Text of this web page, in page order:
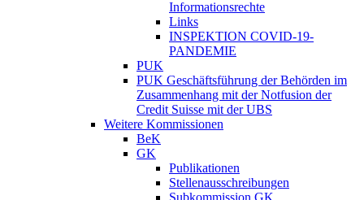
Informationsrechte
Links
INSPEKTION COVID-19-
PANDEMIE
PUK
PUK Geschäftsführung der Behörden im
Zusammenhang mit der Notfusion der
Credit Suisse mit der UBS
Weitere Kommissionen
BeK
GK
Publikationen
Stellenausschreibungen